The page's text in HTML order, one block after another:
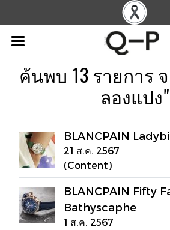
ค้นพบ 13 รายการ
ลองแปง"
BLANCPAIN
21 ส.ค. 2567
(Content)
BLANCPAIN Fifty
Bathyscaphe
1 ส.ค. 2567